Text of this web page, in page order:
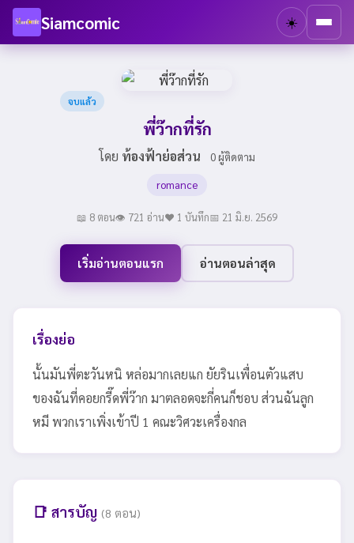
Siamcomic ☀️
จบแล้ว
พี่ว๊ากที่รัก
โดย ท้องฟ้าย่อส่วน 0 ผู้ติดตาม
romance
📖 8 ตอน👁 721 อ่าน❤️ 1 บันทึก📅 21 มิ.ย. 2569
เริ่มอ่านตอนแรก อ่านตอนล่าสุด
เรื่องย่อ
นั้นมันพี่ตะวันหนิ หล่อมากเลยแก ยัยรินเพื่อนตัวแสบ
ของฉันที่คอยกรี๊ดพี่ว๊าก มาตลอดจะกี่คนก็ชอบ ส่วนฉันลูก
หมี พวกเราเพิ่งเข้าปี 1 คณะวิศวะเครื่องกล
📑 สารบัญ (8 ตอน)